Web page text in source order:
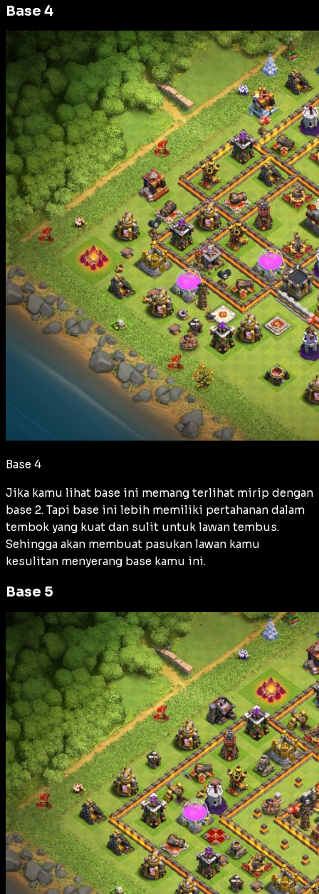
Base 4
Base 4
Jika kamu lihat base ini memang terlihat mirip dengan
base 2. Tapi base ini lebih memiliki pertahanan dalam
tembok yang kuat dan sulit untuk lawan tembus.
Sehingga akan membuat pasukan lawan kamu
kesulitan menyerang base kamu ini.
Base 5